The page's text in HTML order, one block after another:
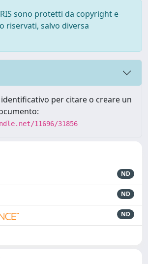
sono protetti da copyright e
riservati, salvo diversa
per citare o creare un
11696/31856
ND
ND
ND